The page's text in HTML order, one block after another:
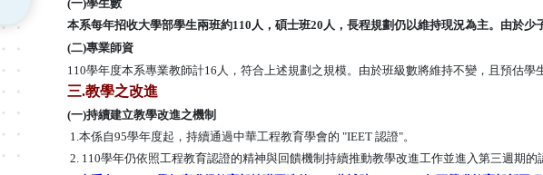
(一)學生數
本系每年招收大學部學生兩班約110人，碩士班20人，長程規劃仍以維持現況為主。由於少
(二)專業師資
110學年度本系專業教師計16 人，符合上述規劃之規模。 由於班級數將維持不變，且預估學
三.教學之改進
(一)持續建立教學改進之機制
1.本係自95學年度起，持續通過中華工程教育學會的 "IEET 認證"。
2. 110學年仍依照工程教育認證的精神與回饋機制持續推動教學改進工作並進入第三週期的